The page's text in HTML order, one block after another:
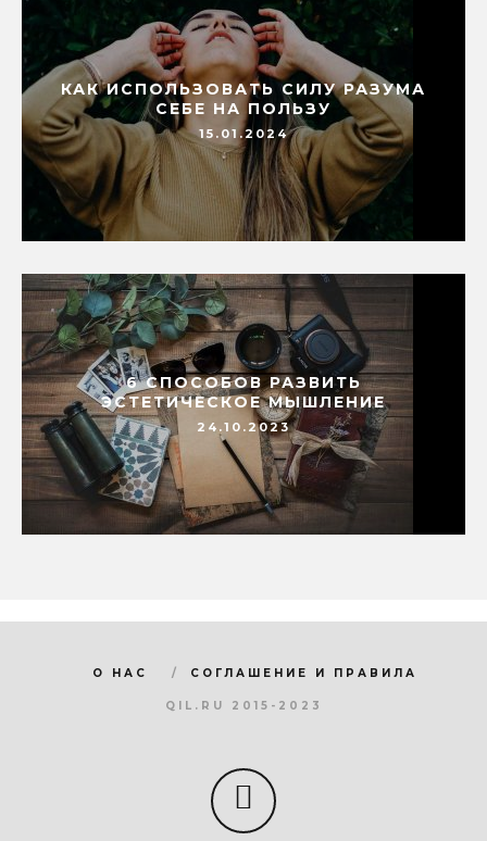
КАК ИСПОЛЬЗОВАТЬ СИЛУ РАЗУМА
СЕБЕ НА ПОЛЬЗУ
15.01.2024
6 СПОСОБОВ РАЗВИТЬ
ЭСТЕТИЧЕСКОЕ МЫШЛЕНИЕ
24.10.2023
О НАС СОГЛАШЕНИЕ И ПРАВИЛА
QIL.RU 2015-2023